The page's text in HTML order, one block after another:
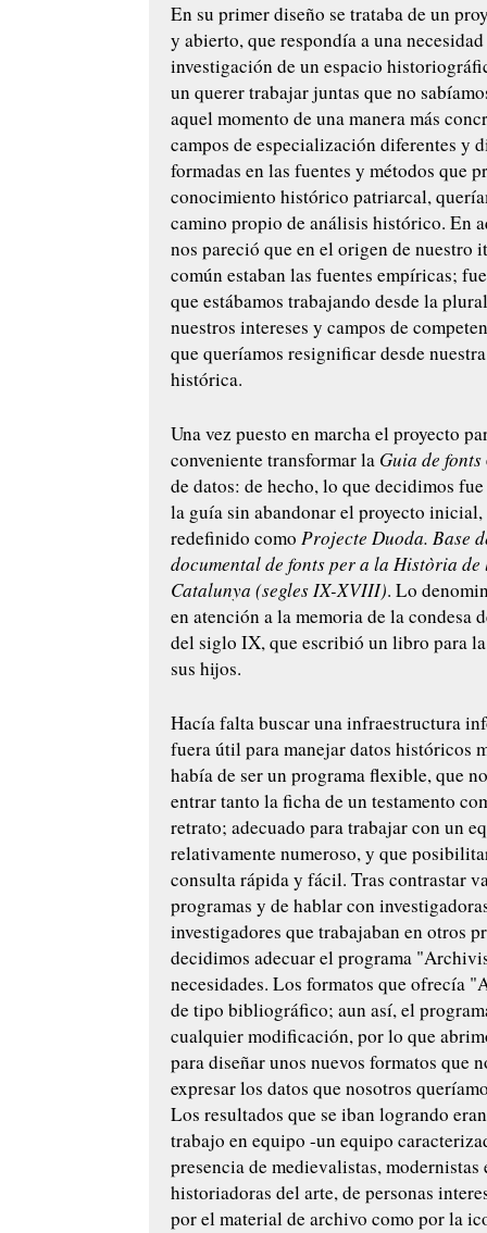
En su primer diseño se trataba de un
y abierto, que respondía a una
investigación de un espacio
un querer trabajar juntas que no
aquel momento de una manera más
campos de especialización diferentes y
formadas en las fuentes y métodos que
conocimiento histórico patriarcal,
camino propio de análisis histórico. En
nos pareció que en el origen de nuestro
común estaban las fuentes empíricas;
que estábamos trabajando desde la
nuestros intereses y campos de
que queríamos resignificar desde
histórica.
Una vez puesto en marcha el proyecto
conveniente transformar la Guia de fonts
de datos: de hecho, lo que decidimos
la guía sin abandonar el proyecto
redefinido comoProjecte Duoda. Base
documental de fonts per a la Història de
Catalunya (segles IX-XVIII). Lo
en atención a la memoria de la condesa
del siglo IX, que escribió un libro para
sus hijos.
Hacía falta buscar una infraestructura
fuera útil para manejar datos históricos
había de ser un programa flexible, que
entrar tanto la ficha de un testamento
retrato; adecuado para trabajar con un
relativamente numeroso, y que
consulta rápida y fácil. Tras contrastar
programas y de hablar con
investigadores que trabajaban en otros
decidimos adecuar el programa
necesidades. Los formatos que ofrecía
de tipo bibliográfico; aun así, el
cualquier modificación, por lo que
para diseñar unos nuevos formatos que
expresar los datos que nosotros
Los resultados que se iban logrando
trabajo en equipo -un equipo
presencia de medievalistas, modernistas
historiadoras del arte, de personas
por el material de archivo como por la